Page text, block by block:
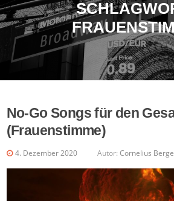
No-Go Songs für den
(Frauenstimme)
4. Dezember 2020 Autor: Cornelius